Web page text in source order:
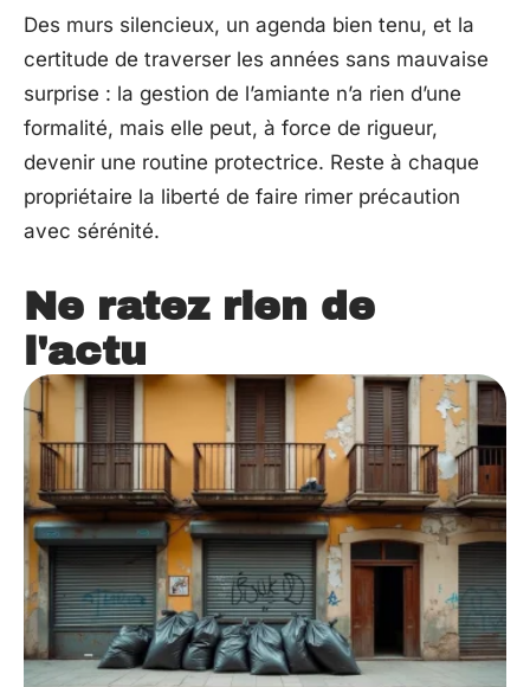
Des murs silencieux, un agenda bien tenu, et la
certitude de traverser les années sans mauvaise
surprise : la gestion de l’amiante n’a rien d’une
formalité, mais elle peut, à force de rigueur,
devenir une routine protectrice. Reste à chaque
propriétaire la liberté de faire rimer précaution
avec sérénité.
Ne ratez rien de
l'actu